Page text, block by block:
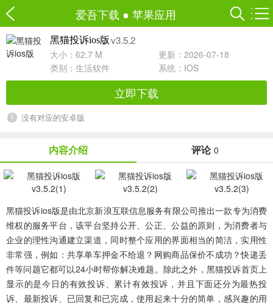
爱吾下载 ● 苹果应用
黑猫投诉ios版 v3.5.2
大小：62.7 M
更新：2026-07-18
类别： 生活软件 系统：IOS
立即下载
没有对应的安卓版
内容介绍 评论 0
黑猫投诉ios版是由北京新浪互联信息服务有限公司推出一款专为消费
维权的服务平台，该平台坚持公开、公正、公益的原则，为消费者与
企业的理性沟通建立渠道，同时整个应用的界面相当的简洁，实用性
非常强，例如：共享单车押金不给退？网购商品保价不成功？快递丢
件等问题它都可以24小时帮你解决难题。除此之外，黑猫投诉首页上
显示的是今日的有效投诉、累计有效投诉，并且下面还分为最热投
诉、最新投诉、已回复和已完成，使用起来十分的简单，感兴趣的用